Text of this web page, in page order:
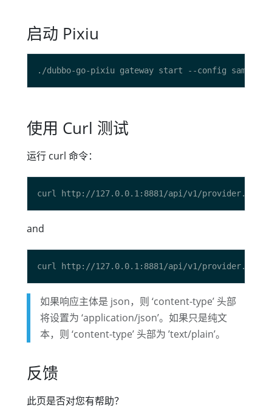
启动 Pixiu
使用 Curl 测试
运行 curl 命令：
and
如果响应主体是 json，则 ‘content-type’ 头部
将设置为 ‘application/json’。如果只是纯文
本，则 ‘content-type’ 头部为 ’text/plain’。
反馈
此页是否对您有帮助？